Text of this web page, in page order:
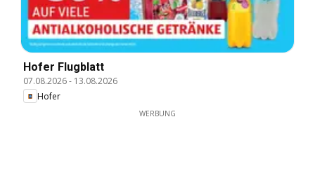
Hofer Flugblatt
07.08.2026- 13.08.2026
Hofer
WERBUNG